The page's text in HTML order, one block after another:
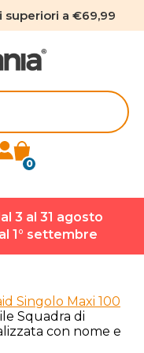
a €69,99
0
3 al 31 agosto
1° settembre
Singolo Maxi 100
Squadra di
con nome e